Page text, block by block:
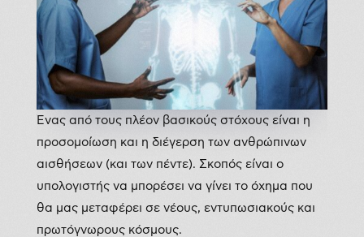
Ένας από τους πλέον βασικούς στόχους είναι η
προσομοίωση και η διέγερση των ανθρώπινων
αισθήσεων (και των πέντε). Σκοπός είναι ο
υπολογιστής να μπορέσει να γίνει το όχημα που
θα μας μεταφέρει σε νέους, εντυπωσιακούς και
πρωτόγνωρους κόσμους.